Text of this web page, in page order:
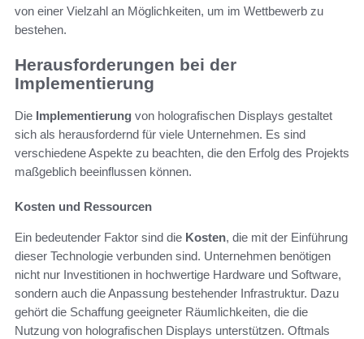
von einer Vielzahl an Möglichkeiten, um im Wettbewerb zu
bestehen.
Herausforderungen bei der
Implementierung
Die Implementierung von holografischen Displays gestaltet
sich als herausfordernd für viele Unternehmen. Es sind
verschiedene Aspekte zu beachten, die den Erfolg des Projekts
maßgeblich beeinflussen können.
Kosten und Ressourcen
Ein bedeutender Faktor sind die Kosten, die mit der Einführung
dieser Technologie verbunden sind. Unternehmen benötigen
nicht nur Investitionen in hochwertige Hardware und Software,
sondern auch die Anpassung bestehender Infrastruktur. Dazu
gehört die Schaffung geeigneter Räumlichkeiten, die die
Nutzung von holografischen Displays unterstützen. Oftmals